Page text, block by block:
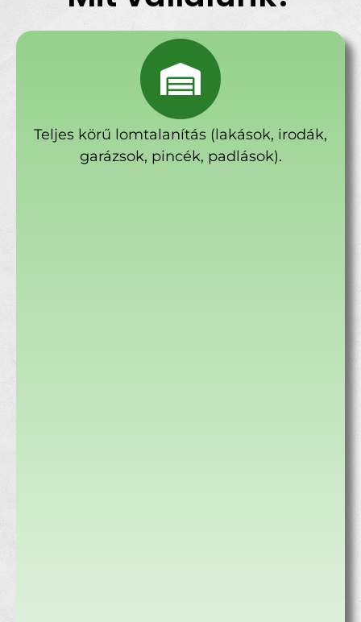
Teljes körű lomtalanítás (lakások, irodák,
garázsok, pincék, padlások).